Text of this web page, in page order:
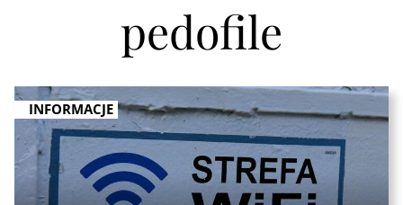
pedofile
INFORMACJE